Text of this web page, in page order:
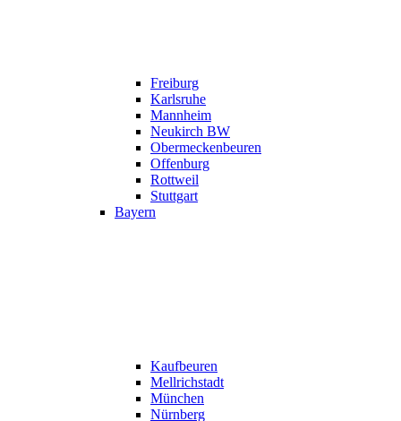
Freiburg
Karlsruhe
Mannheim
Neukirch BW
Obermeckenbeuren
Offenburg
Rottweil
Stuttgart
Bayern
Kaufbeuren
Mellrichstadt
München
Nürnberg